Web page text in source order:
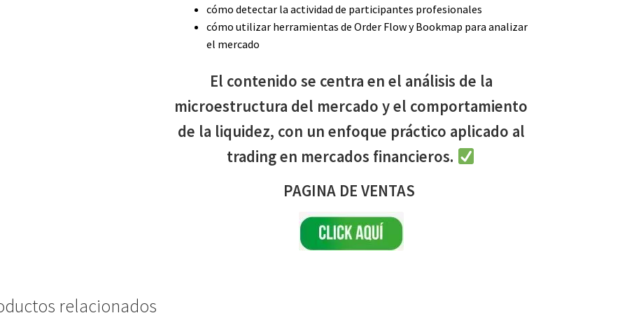
cómo detectar la actividad de participantes profesionales
cómo utilizar herramientas de Order Flow y Bookmap para analizar
el mercado
El contenido se centra en el análisis de la
microestructura del mercado y el comportamiento
de la liquidez, con un enfoque práctico aplicado al
trading en mercados financieros.
PAGINA DE VENTAS
relacionados